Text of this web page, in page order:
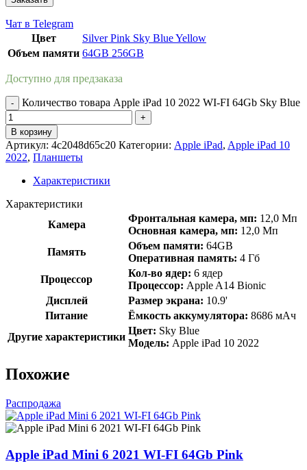
Чат в Telegram
Цвет
SilverPink Sky BlueYellow
Объем памяти 64GB 256GB
Доступно для предзаказа
Количество товара Apple iPad 10 2022 WI-FI 64Gb Sky Blue
В корзину
Артикул: 4c2048d65c20 Категории: Apple iPad, Apple iPad 10
2022, Планшеты
Характеристики
Характеристики
Камера
Фронтальная камера, мп: 12,0 Мп
Основная камера, мп: 12,0 Мп
Память
Объем памяти: 64GB
Оперативная память: 4 Гб
Процессор
Кол-во ядер: 6 ядер
Процессор: Apple A14 Bionic
Дисплей
Размер экрана: 10.9'
Питание
Ёмкость аккумулятора: 8686 мАч
Другие характеристики
Цвет: Sky Blue
Модель: Apple iPad 10 2022
Похожие
Распродажа
Apple iPad Mini 6 2021 WI-FI 64Gb Pink